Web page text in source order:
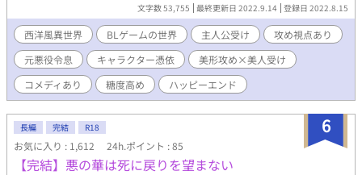
のお話。 ◇謎のイケメン神父様×恋に後ろ向きな元悪役令息 ◇他
サイトで投稿あり。
文字数 53,755 最終更新日 2022.9.14 登録日 2022.8.15
西洋風異世界 BLゲームの世界 主人公受け
攻め視点あり
元悪役令息
キャラクター憑依
美形攻め×美人受け
コメディあり
糖度高め ハッピーエンド
6
長編 完結 R18
お気に入り : 1,612 24h.ポイント : 85
【完結】悪の華は死に戻りを望まない